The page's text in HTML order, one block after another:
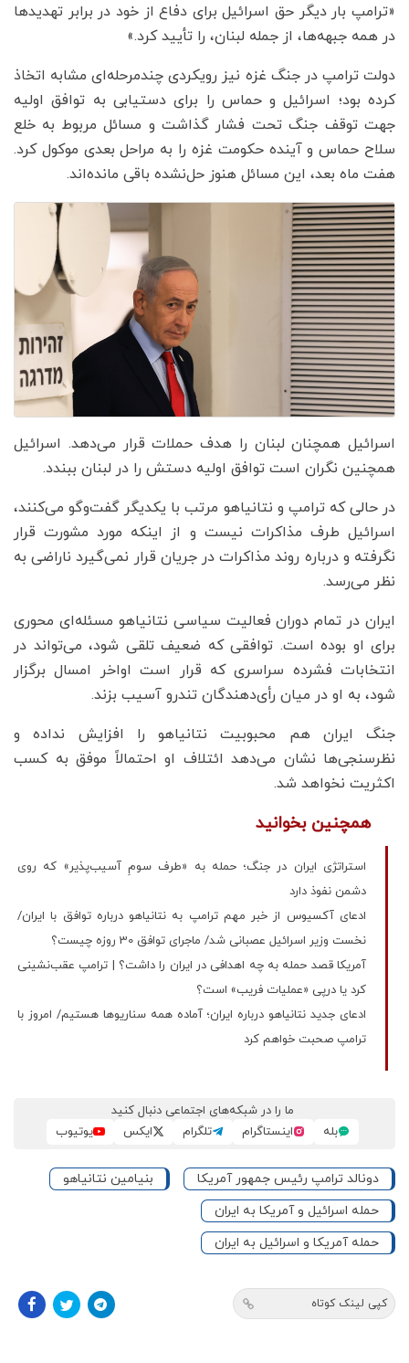
«ترامپ بار دیگر حق اسرائیل برای دفاع از خود در برابر تهدیدها
در همه جبهه‌ها، از جمله لبنان، را تأیید کرد.»
دولت ترامپ در جنگ غزه نیز رویکردی چندمرحله‌ای مشابه اتخاذ
کرده بود؛ اسرائیل و حماس را برای دستیابی به توافق اولیه
جهت توقف جنگ تحت فشار گذاشت و مسائل مربوط به خلع
سلاح حماس و آینده حکومت غزه را به مراحل بعدی موکول کرد.
هفت ماه بعد، این مسائل هنوز حل‌نشده باقی مانده‌اند.
اسرائیل همچنان لبنان را هدف حملات قرار می‌دهد. اسرائیل
همچنین نگران است توافق اولیه دستش را در لبنان ببندد.
در حالی که ترامپ و نتانیاهو مرتب با یکدیگر گفت‌وگو می‌کنند،
اسرائیل طرف مذاکرات نیست و از اینکه مورد مشورت قرار
نگرفته و درباره روند مذاکرات در جریان قرار نمی‌گیرد ناراضی به
نظر می‌رسد.
ایران در تمام دوران فعالیت سیاسی نتانیاهو مسئله‌ای محوری
برای او بوده است. توافقی که ضعیف تلقی شود، می‌تواند در
انتخابات فشرده سراسری که قرار است اواخر امسال برگزار
شود، به او در میان رأی‌دهندگان تندرو آسیب بزند.
جنگ ایران هم محبوبیت نتانیاهو را افزایش نداده و
نظرسنجی‌ها نشان می‌دهد ائتلاف او احتمالاً موفق به کسب
اکثریت نخواهد شد.
همچنین بخوانید
استراتژی ایران در جنگ؛ حمله به «طرف سومِ آسیب‌پذیر» که روی
دشمن نفوذ دارد
ادعای آکسیوس از خبر مهم ترامپ به نتانیاهو درباره توافق با ایران/
نخست وزیر اسرائیل عصبانی شد/ ماجرای توافق 30 روزه چیست؟
آمریکا قصد حمله به چه اهدافی در ایران را داشت؟ | ترامپ عقب‌نشینی
کرد یا درپی «عملیات فریب» است؟
ادعای جدید نتانیاهو درباره ایران؛ آماده همه سناریوها هستیم/ امروز با
ترامپ صحبت خواهم کرد
ما را در شبکه‌های اجتماعی دنبال کنید
بله
اینستاگرام تلگرام ایکس یوتیوب
دونالد ترامپ رئیس جمهور آمریکا
بنیامین نتانیاهو
حمله اسرائیل و آمریکا به ایران
حمله آمریکا و اسرائیل به ایران
کپی لینک کوتاه